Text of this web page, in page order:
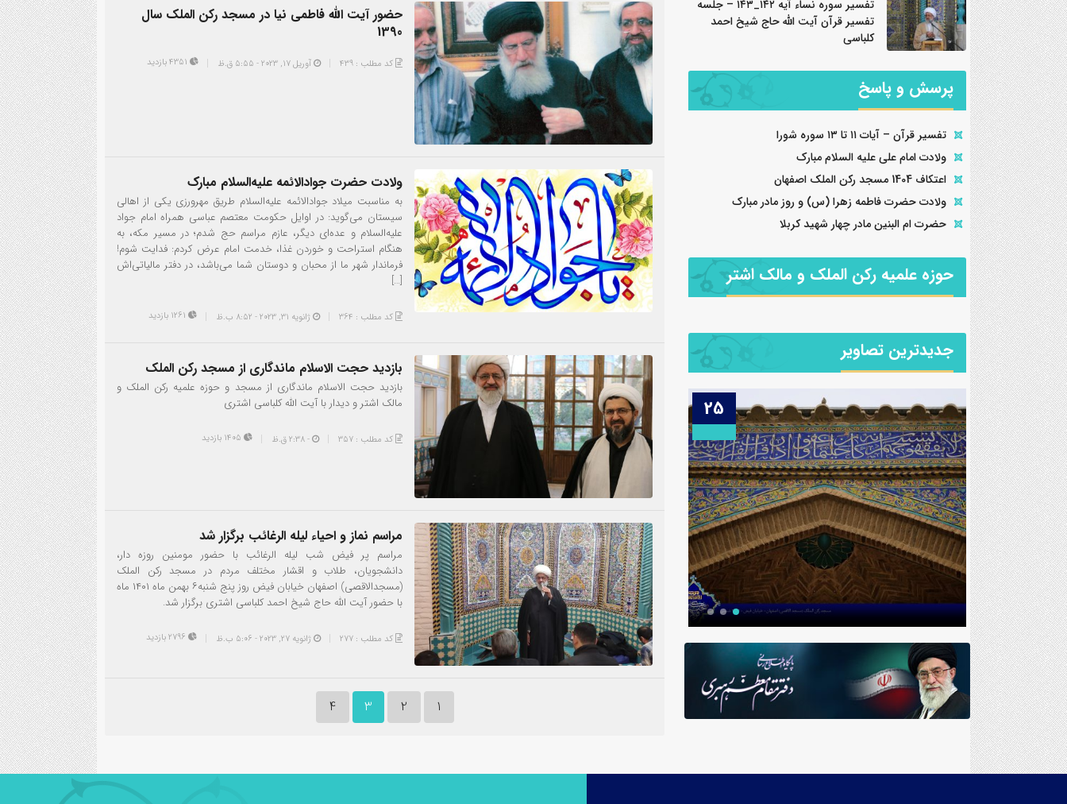
حضور آیت الله فاطمی نیا در مسجد رکن الملک سال
1390
کد مطلب : 439 آوریل 17, 2023 - 5:55 ق.ظ
ولادت حضرت جوادالائمه علیه‌السلام مبارک
به مناسبت میلاد جوادالائمه علیه‌السلام طریق مهرورزی يكي از اهالي
سيستان مي‌گويد: در اوايل حكومت معتصم عباسي همراه امام جواد
علیه‌السلام و عده‌اي ديگر، عازم مراسم حج شدم؛ در مسير مكه، به
هنگام استراحت و خوردن غذا، خدمت امام عرض كردم: فدايت شوم!
فرماندار شهر ما از محبان و دوستان شما مي‌باشد، در دفتر مالياتي‌اش
[…]
کد مطلب : 364 ژانویه 31, 2023 - 8:52 ب.ظ
بازدید حجت الاسلام ماندگاری از مسجد رکن الملک
بازدید حجت الاسلام ماندگاری از مسجد و حوزه علمیه رکن الملک و
مالک اشتر و دیدار با آیت الله کلباسی اشتری
کد مطلب : 357 - 2:38 ق.ظ
مراسم نماز و احیاء لیله الرغائب برگزار شد
مراسم پر فیض شب لیله الرغائب با حضور مومنین روزه دار،
دانشجویان، طلاب و اقشار مختلف مردم در مسجد رکن الملک
(مسجدالاقصی) اصفهان خیابان فیض روز پنج شنبه۶ بهمن ماه ۱۴۰۱ ماه
با حضور آیت الله حاج شیخ احمد کلباسی اشتری برگزار شد.
کد مطلب : 277 ژانویه 27, 2023 - 5:06 ب.ظ
1
2
3
4
تفسیر سوره نساء آیه ۱۴۲_۱۴۳ – جلسه
تفسیر قرآن آیت الله حاج شیخ احمد
کلباسی
پرسش و پاسخ
تفسیر قرآن – آیات ۱۱ تا ۱۳ سوره شورا
ولادت امام علی علیه السلام مبارک
اعتکاف 1404 مسجد رکن الملک اصفهان
ولادت حضرت فاطمه زهرا (س) و روز مادر مبارک
حضرت ام البنین مادر چهار شهید کربلا
حوزه علمیه رکن الملک و مالک اشتر
جدیدترین تصاویر
25
عکس